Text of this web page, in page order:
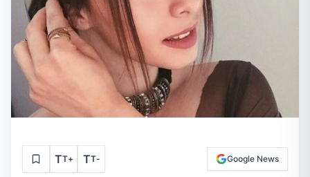
TT+ TT- Google News